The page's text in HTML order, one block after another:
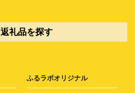
返礼品を探す
ふるラボオリジナル